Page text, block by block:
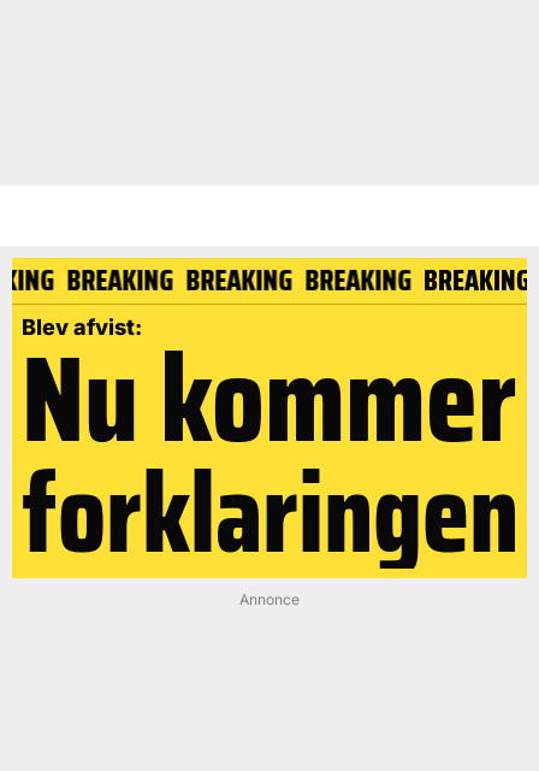
BREAKING BREAKING BREAKING
Blev afvist:
Nu kommer
forklaringen
Annonce